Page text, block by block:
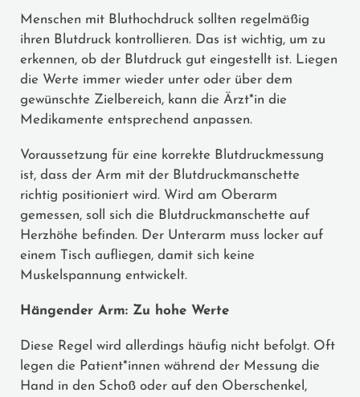
Menschen mit Bluthochdruck sollten regelmäßig
ihren Blutdruck kontrollieren. Das ist wichtig, um zu
erkennen, ob der Blutdruck gut eingestellt ist. Liegen
die Werte immer wieder unter oder über dem
gewünschte Zielbereich, kann die Ärzt*in die
Medikamente entsprechend anpassen.
Voraussetzung für eine korrekte Blutdruckmessung
ist, dass der Arm mit der Blutdruckmanschette
richtig positioniert wird. Wird am Oberarm
gemessen, soll sich die Blutdruckmanschette auf
Herzhöhe befinden. Der Unterarm muss locker auf
einem Tisch aufliegen, damit sich keine
Muskelspannung entwickelt.
Hängender Arm: Zu hohe Werte
Diese Regel wird allerdings häufig nicht befolgt. Oft
legen die Patient*innen während der Messung die
Hand in den Schoß oder auf den Oberschenkel,